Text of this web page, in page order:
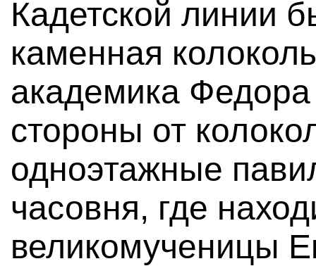
Кадетской линии
каменная
академика
стороны от
одноэтажные
часовня, где
великомученицы